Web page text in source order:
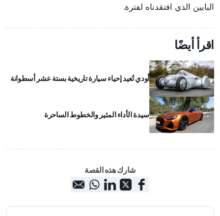
البابين الذي افتقدناه لفترة.
اقرأ أيضًا
أودي تُعيد إحياء سيارة تاريخية بستة عشر أسطوانة
سيدة الأداء المثير والخطوط الساحرة
شارك هذه القصة